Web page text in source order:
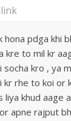
hona pdga khi
kre to mil kr
kro , ya
kr rhe to koi or
liya khud aage
apne rajput